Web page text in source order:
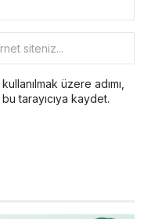
üzere adımı,
tarayıcıya kaydet.